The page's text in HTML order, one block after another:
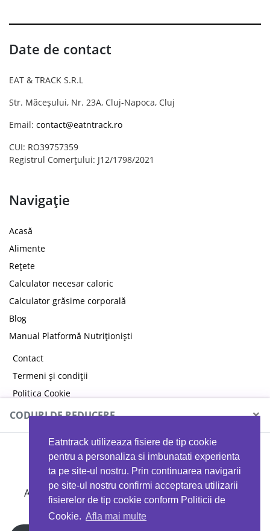
Eatntrack utilizeaza fisiere de tip cookie
pentru a personaliza si imbunatati experienta
ta pe site-ul nostru. Prin continuarea navigarii
pe site-ul nostru confirmi acceptarea utilizarii
fisierelor de tip cookie conform Politicii de
Cookie. Afla mai multe
Date de contact
EAT & TRACK S.R.L
Str. Măceșului, Nr. 23A, Cluj-Napoca, Cluj
Email: contact@eatntrack.ro
CUI: RO39757359
Registrul Comerțului: J12/1798/2021
Navigație
Acasă
Alimente
Rețete
Calculator necesar caloric
Calculator grăsime corporală
Blog
Manual Platformă Nutriționiști
Contact
Termeni și condiții
Politica Cookie
Politica de confidențialitate
CODURI DE REDUCERE ×
MYPROTEIN
Ai 40%reducere la orice comandă folosind codul
EATTRACK